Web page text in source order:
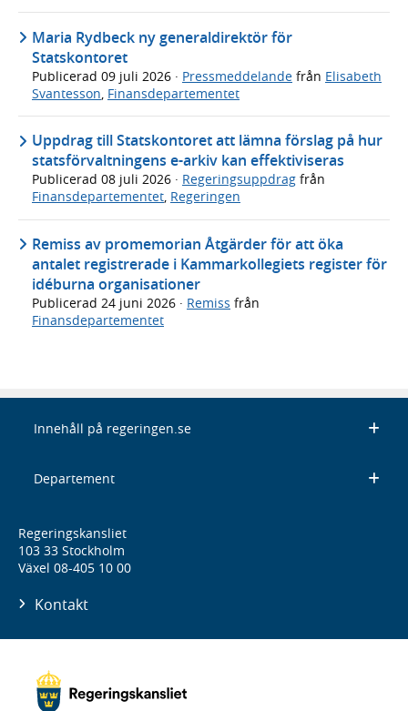
Maria Rydbeck ny generaldirektör för
Statskontoret
Publicerad 09 juli 2026 · Pressmeddelande från Elisabeth
Svantesson Finansdepartementet
Uppdrag till Statskontoret att lämna förslag på hur
statsförvaltningens e-arkiv kan effektiviseras
Publicerad 08 juli 2026 · Regeringsuppdrag från
Finansdepartementet, Regeringen
Remiss av promemorian Åtgärder för att öka
antalet registrerade i Kammarkollegiets register för
idéburna organisationer
Publicerad 24 juni 2026 · Remiss från
Finansdepartementet
Innehåll på regeringen.se
Departement
Regeringskansliet
103 33 Stockholm
Växel 08-405 10 00
Kontakt